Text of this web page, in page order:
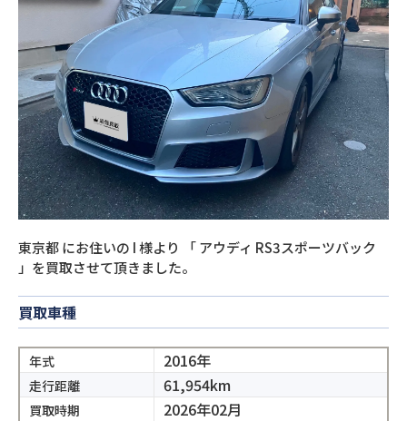
閉じる
東京都にお住いの I様より 「アウディ RS3スポーツバック
」を買取させて頂きました。
買取車種
年式 2016年
走行距離 61,954km
買取時期 2026年02月